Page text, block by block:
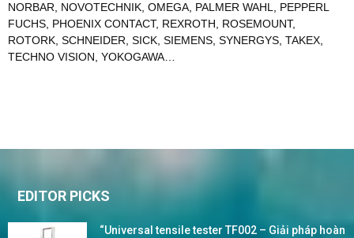
NORBAR, NOVOTECHNIK, OMEGA, PALMER WAHL, PEPPERL
FUCHS, PHOENIX CONTACT, REXROTH, ROSEMOUNT,
ROTORK, SCHNEIDER, SICK, SIEMENS, SYNERGYS, TAKEX,
TECHNO VISION, YOKOGAWA…
EDITOR PICKS
“Universal tensile tester TF002 – Giải pháp hoàn